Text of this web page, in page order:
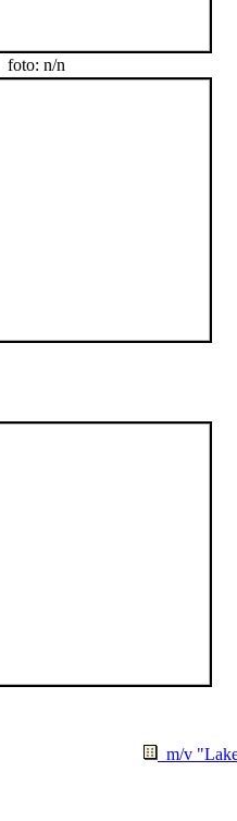
foto: n/n
m/v